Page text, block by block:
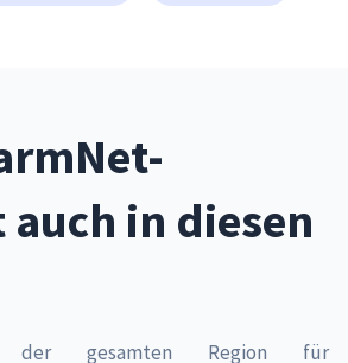
in diesen
gesamten Region für